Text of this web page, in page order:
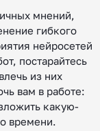
мнений,
гибкого
нейросетей
постарайтесь
из них
вам в работе:
какую-
времени.